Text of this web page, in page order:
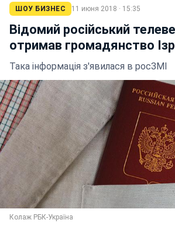
ШОУ БИЗНЕС 11 июня 2018 · 15:35
Відомий російський
отримав громадянство
Така інформація з'явилася в росЗМІ
Колаж РБК-Україна